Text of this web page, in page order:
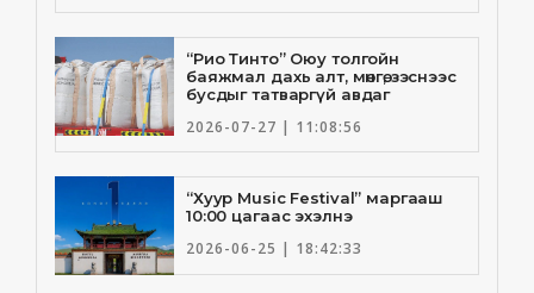
“Рио Тинто” Оюу толгойн
баяжмал дахь алт, мөнгө, зэснээс
бусдыг татваргүй авдаг
2026-07-27 | 11:08:56
“Хуур Music Festival” маргааш
10:00 цагаас эхэлнэ
2026-06-25 | 18:42:33